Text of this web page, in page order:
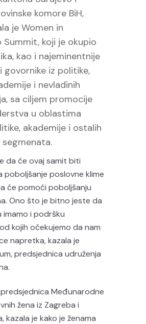
komore BiH,
je Women in
Summit, koji je okupio
kao i najeminentnije
govornike iz politike,
i nevladinih
sa ciljem promocije
u oblastima
akademije i ostalih
da će ovaj samit biti
poboljšanje poslovne klime
će pomoći poboljšanju
Ono što je bitno jeste da
i podršku
kojih očekujemo da nam
napretka, kazala je
predsjednica udruženja
predsjednica Međunarodne
žena iz Zagreba i
kazala je kako je ženama